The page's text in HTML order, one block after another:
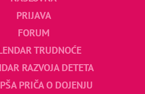
PRIJAVA
FORUM
TRUDNOĆE
RAZVOJA DETETA
PRIČA O DOJENJU